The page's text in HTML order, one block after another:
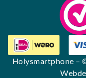
Holysmartphone –